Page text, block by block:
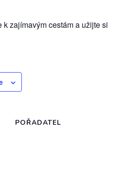
k zajímavým cestám a užijte si
POŘADATEL